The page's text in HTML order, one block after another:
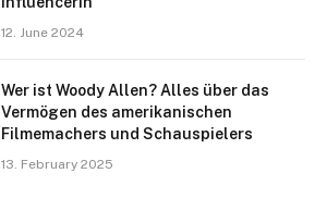
12. June 2024
Wer ist Woody Allen? Alles über das
Vermögen des amerikanischen
Filmemachers und Schauspielers
13. February 2025